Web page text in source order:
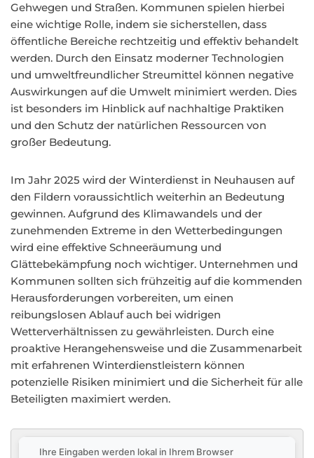
Gehwegen und Straßen. Kommunen spielen hierbei
eine wichtige Rolle, indem sie sicherstellen, dass
öffentliche Bereiche rechtzeitig und effektiv behandelt
werden. Durch den Einsatz moderner Technologien
und umweltfreundlicher Streumittel können negative
Auswirkungen auf die Umwelt minimiert werden. Dies
ist besonders im Hinblick auf nachhaltige Praktiken
und den Schutz der natürlichen Ressourcen von
großer Bedeutung.
Im Jahr 2025 wird der Winterdienst in Neuhausen auf
den Fildern voraussichtlich weiterhin an Bedeutung
gewinnen. Aufgrund des Klimawandels und der
zunehmenden Extreme in den Wetterbedingungen
wird eine effektive Schneeräumung und
Glättebekämpfung noch wichtiger. Unternehmen und
Kommunen sollten sich frühzeitig auf die kommenden
Herausforderungen vorbereiten, um einen
reibungslosen Ablauf auch bei widrigen
Wetterverhältnissen zu gewährleisten. Durch eine
proaktive Herangehensweise und die Zusammenarbeit
mit erfahrenen Winterdienstleistern können
potenzielle Risiken minimiert und die Sicherheit für alle
Beteiligten maximiert werden.
Ihre Eingaben werden lokal in Ihrem Browser